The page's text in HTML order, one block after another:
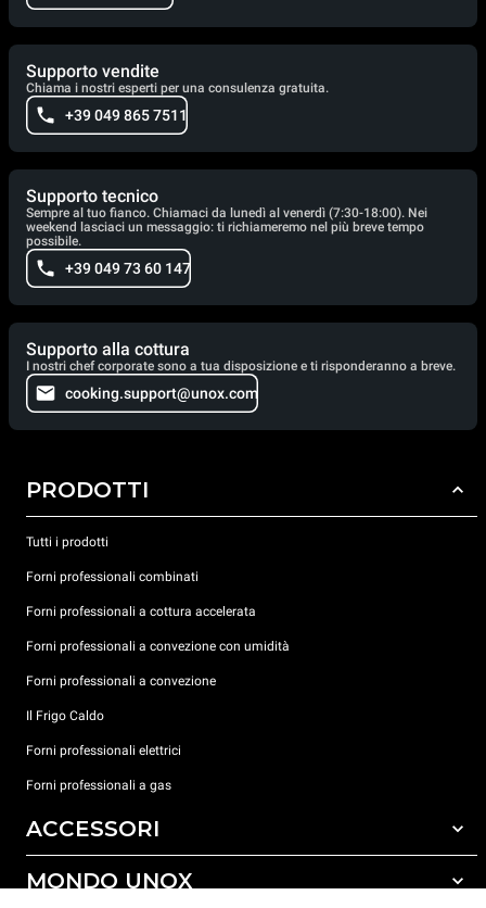
Supporto vendite
Chiama i nostri esperti per una consulenza gratuita.
+39 049 865 7511
Supporto tecnico
Sempre al tuo fianco. Chiamaci da lunedì al venerdì (7:30-18:00). Nei
weekend lasciaci un messaggio: ti richiameremo nel più breve tempo
possibile.
+39 049 73 60 147
Supporto alla cottura
I nostri chef corporate sono a tua disposizione e ti risponderanno a breve.
cooking.support@unox.com
PRODOTTI
Tutti i prodotti
Forni professionali combinati
Forni professionali a cottura accelerata
Forni professionali a convezione con umidità
Forni professionali a convezione
Il Frigo Caldo
Forni professionali elettrici
Forni professionali a gas
ACCESSORI
Tutti gli accessori
MONDO UNOX